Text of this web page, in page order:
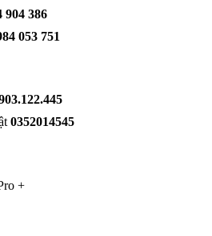
904 386
053 751
0352014545
+